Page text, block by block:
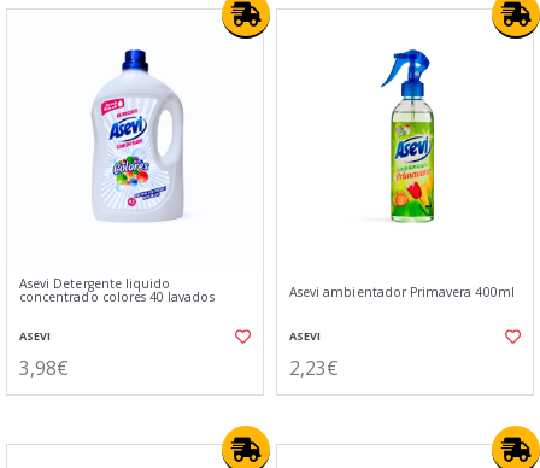
Asevi Detergente liquido
concentrado colores 40 lavados
ASEVI
3,98€
Asevi ambientador Primavera 400ml
ASEVI
2,23€